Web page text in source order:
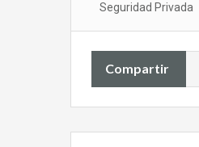
Seguridad Privada
Compartir